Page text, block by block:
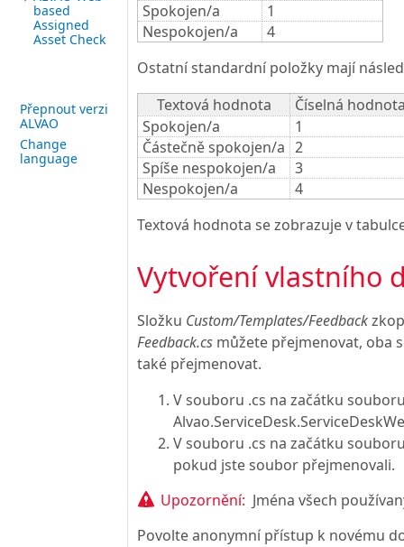
based
Assigned
Asset Check
Přepnout verzi
ALVAO
Change
language
Spokojen/a
1
Nespokojen/a
4
Ostatní standardní položky mají
Textová hodnota
Číselná
Spokojen/a
1
Částečně spokojen/a 2
Spíše nespokojen/a
3
Nespokojen/a
4
Textová hodnota se zobrazuje v
Vytvoření vlastního
Složku Custom/Templates/Feedback
Feedback.cs můžete přejmenovat, oba
také přejmenovat.
V souboru .cs na začátku
V souboru .cs na začátku
pokud jste soubor přejmenovali.
Upozornění: Jména všech
Povolte anonymní přístup k novému